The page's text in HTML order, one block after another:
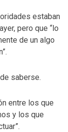
estaban
pero que “lo
de un algo
saberse.
entre los que
y los que